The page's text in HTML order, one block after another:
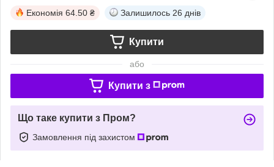
Економія 64.50 ₴ Залишилось 26 днів
Купити
або
Купити з
Що таке купити з Пром?
Замовлення під захистом